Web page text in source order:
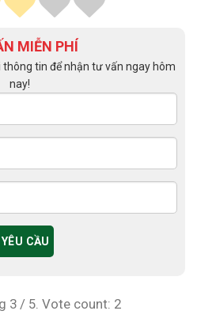
MIỄN PHÍ
thông tin để nhận tư vấn ngay hôm
nay!
3/ 5. Vote count: 2